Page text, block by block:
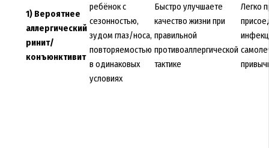
1) Вероятнее
аллергический
ринит/
конъюнктивит
ребёнок с
сезонностью,
зудом глаз/носа,
повторяемостью
в одинаковых
условиях
Быстро улучшаете
качество жизни при
правильной
противоаллергической
тактике
Легко